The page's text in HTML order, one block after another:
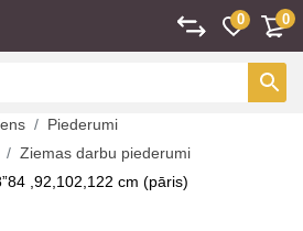
0 0
Piederumi
Ziemas darbu piederumi
,92,102,122 cm (pāris)